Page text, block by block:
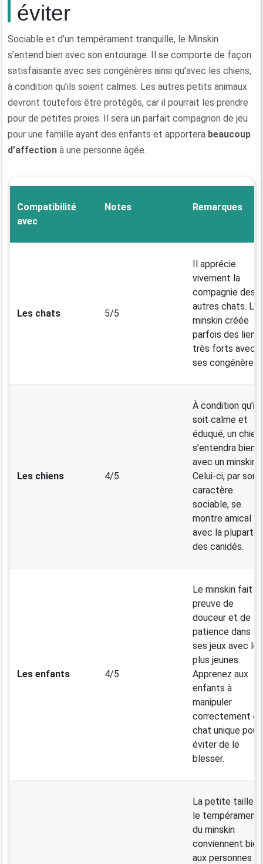
éviter
Sociable et d’un tempérament tranquille, le Minskin
s’entend bien avec son entourage. Il se comporte de façon
satisfaisante avec ses congénères ainsi qu’avec les chiens,
à condition qu’ils soient calmes. Les autres petits animaux
devront toutefois être protégés, car il pourrait les prendre
pour de petites proies. Il sera un parfait compagnon de jeu
pour une famille ayant des enfants et apportera beaucoup
d’affection à une personne âgée.
Compatibilité
avec
Notes Remarques
Les chats 5/5
Il apprécie
vivement la
compagnie des
autres chats. Le
minskin créée
parfois des liens
très forts avec
ses congénères.
Les chiens 4/5
À condition qu’il
soit calme et
éduqué, un chien
s’entendra bien
avec un minskin.
Celui-ci, par son
caractère
sociable, se
montre amical
avec la plupart
des canidés.
Les enfants 4/5
Le minskin fait
preuve de
douceur et de
patience dans
ses jeux avec les
plus jeunes.
Apprenez aux
enfants à
manipuler
correctement ce
chat unique pour
éviter de le
blesser.
La petite taille
le tempérament
du minskin
conviennent bien
aux personnes